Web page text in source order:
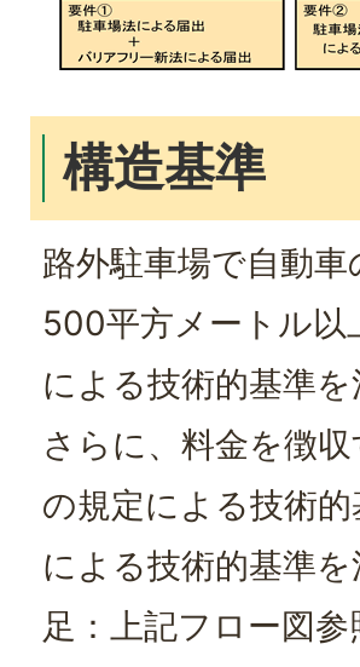
構造基準
路外駐車場で自動
500平方メートル以
による技術的基準
さらに、料金を徴
の規定による技術
による技術的基準
足：上記フロー図参